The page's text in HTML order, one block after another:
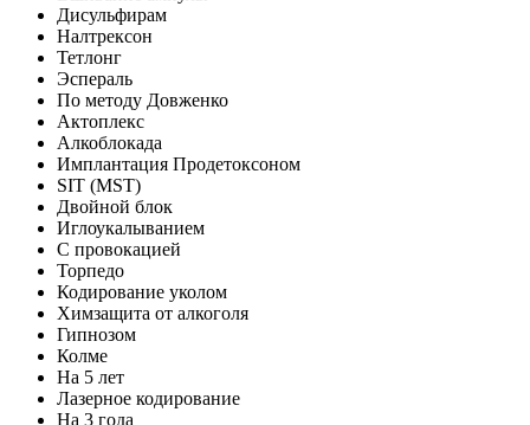
Дисульфирам
Налтрексон
Тетлонг
Эспераль
По методу Довженко
Актоплекс
Алкоблокада
Имплантация Продетоксоном
SIT (MST)
Двойной блок
Иглоукалыванием
С провокацией
Торпедо
Кодирование уколом
Химзащита от алкоголя
Гипнозом
Колме
На 5 лет
Лазерное кодирование
На 3 года